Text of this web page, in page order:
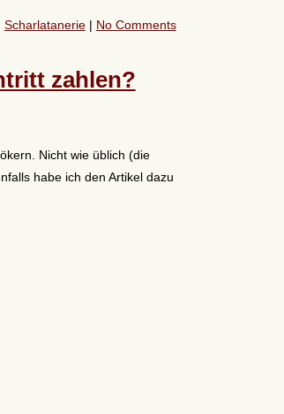
Scharlatanerie| No Comments
zahlen?
Nicht wie üblich (die
habe ich den Artikel dazu